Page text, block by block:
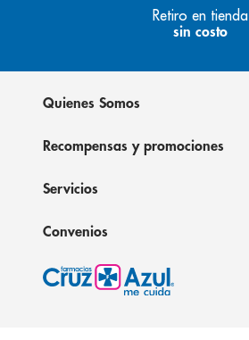
Retiro en tienda
sin costo
Quienes Somos
Recompensas y promociones
Servicios
Convenios